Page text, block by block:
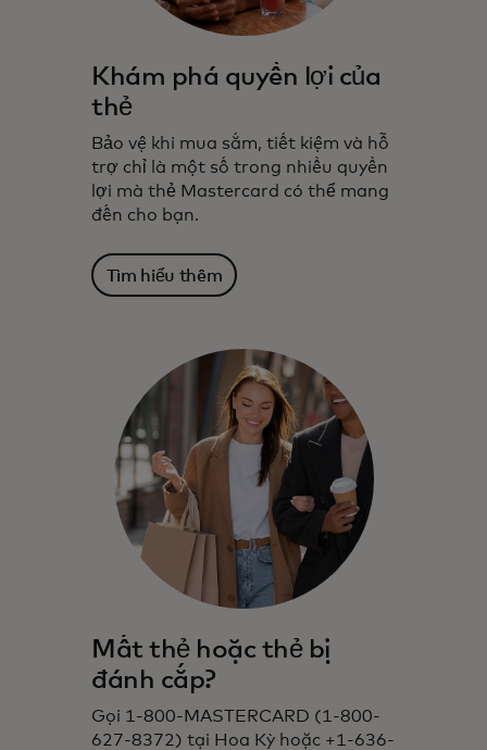
Khám phá quyền lợi của
thẻ
Bảo vệ khi mua sắm, tiết kiệm và hỗ
trợ chỉ là một số trong nhiều quyền
lợi mà thẻ Mastercard có thể mang
đến cho bạn.
Tìm hiểu thêm
Mất thẻ hoặc thẻ bị
đánh cắp?
Gọi 1-800-MASTERCARD (1-800-
627-8372) tại Hoa Kỳ hoặc +1-636-